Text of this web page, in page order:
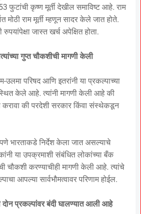
फुटांची कृष्ण मूर्ती देखील समाविष्ट आहे. राम
मोठी राम मूर्ती म्हणून सादर केले जात होते.
जास्त खर्च अपेक्षित होता.
गुप्त चौकशीची मागणी केली
परिषद आणि इतरांनी या प्रकल्पाच्या
केले आहे. त्यांनी मागणी केली आहे की
करावा की परदेशी सरकार किंवा संस्थेकडून
भारताकडे निर्देश केला जात असल्याचे
या उपक्रमाशी संबंधित लोकांच्या बँक
चौकशी करण्याचीही मागणी केली आहे. त्यांचे
आपल्या सार्वभौमत्वावर परिणाम होईल.
दोन प्रकल्पांवर बंदी घालण्यात आली आहे